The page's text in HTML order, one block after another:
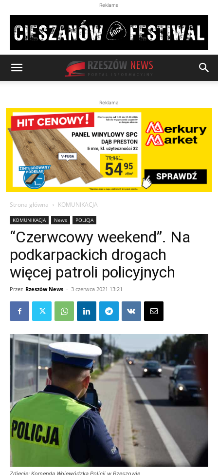
Reklama
Reklama
Strona główna KOMUNIKACJA
KOMUNIKACJA News POLICJA
“Czerwcowy weekend”. Na
podkarpackich drogach
więcej patroli policyjnych
Przez Rzeszów News - 3 czerwca 2021 13:21
Zdjęcie: Komenda Wojewódzka Policji w Rzeszowie